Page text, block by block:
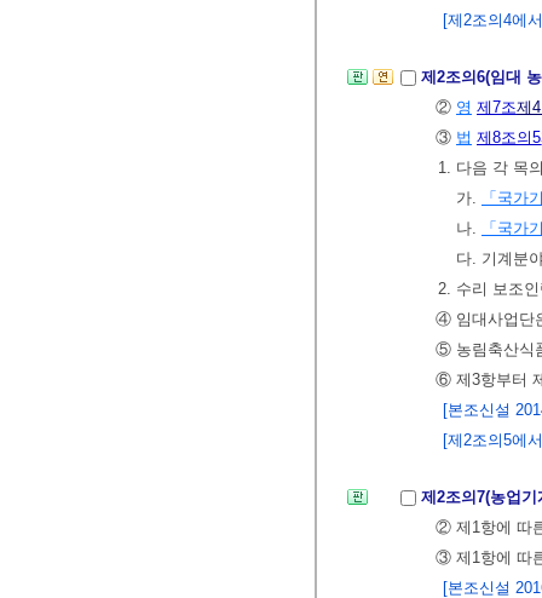
[제2조의4에
제2조의6(임대
② 영 제7조제
③ 법 제8조의5
1. 다음 각 목
가.
「국가
나.
「국가
다. 기계분
2. 수리 보조
④ 임대사업단
⑤ 농림축산식
⑥ 제3항부터
[본조신설
[제2조의5에
제2조의7(농업
② 제1항에 따
③ 제1항에 따
[본조신설